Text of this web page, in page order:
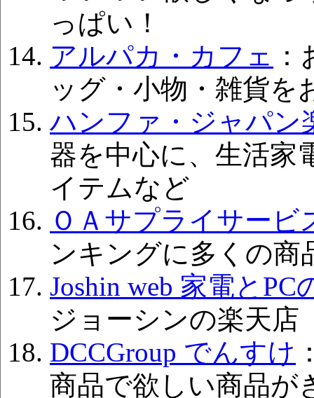
っぱい！
アルパカ・カフェ
ッグ・小物・雑貨を
ハンファ・ジャパン
器を中心に、生活家
イテムなど
ＯＡサプライサー
ンキングに多くの商
Joshin web 家電とPC
ジョーシンの楽天店
DCCGroup でんすけ
商品で欲しい商品が